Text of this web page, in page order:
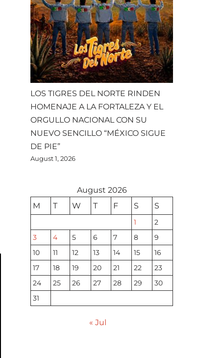
LOS TIGRES DEL NORTE RINDEN
HOMENAJE A LA FORTALEZA Y EL
ORGULLO NACIONAL CON SU
NUEVO SENCILLO “MÉXICO SIGUE
DE PIE”
August 1, 2026
August 2026
M
T W T F S S
1
2
3
4 5 6 7 8
9
10
11 12 13 14 15
16
17
18 19 20 21 22
23
24
25 26 27 28 29
30
31
« Jul